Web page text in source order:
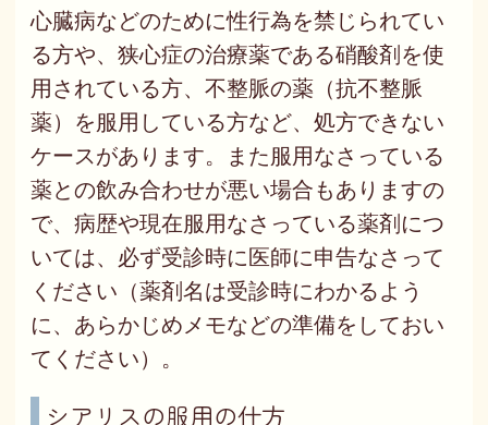
心臓病などのために性行為を禁じられてい
る方や、狭心症の治療薬である硝酸剤を使
用されている方、不整脈の薬（抗不整脈
薬）を服用している方など、処方できない
ケースがあります。また服用なさっている
薬との飲み合わせが悪い場合もありますの
で、病歴や現在服用なさっている薬剤につ
いては、必ず受診時に医師に申告なさって
ください（薬剤名は受診時にわかるよう
に、あらかじめメモなどの準備をしておい
てください）。
シアリスの服用の仕方